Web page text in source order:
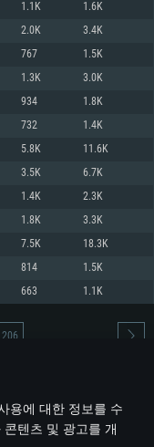
용에 대한 정보를 수
텐츠 및 광고를 개
77XX / NVIDIA
원하지 않습니다)
(Mac), 혹은 이와 비슷한 성
: 720p
이버를 지원하는 NVIDIA
신 그래픽 드라이버를 지
이버를 지원하는 NVIDIA
최신 그래픽 드라이버를
해상도 720p) 이상
1.1K 1.6K
2.0K 3.4K
767 1.5K
1.3K 3.0K
934 1.8K
732 1.4K
5.8K 11.6K
3.5K 6.7K
1.4K 2.3K
1.8K 3.3K
7.5K 18.3K
814 1.5K
663 1.1K
206